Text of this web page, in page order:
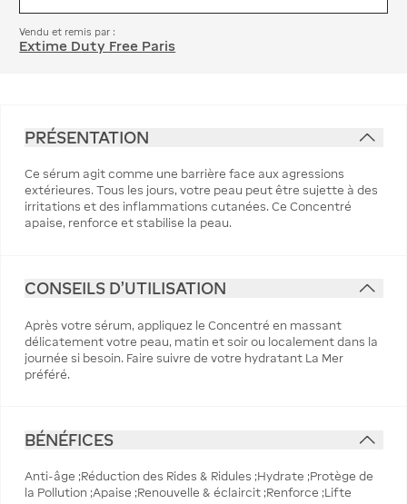
Vendu et remis par :
Extime Duty Free Paris
PRÉSENTATION
Ce sérum agit comme une barrière face aux agressions
extérieures. Tous les jours, votre peau peut être sujette à des
irritations et des inflammations cutanées. Ce Concentré
apaise, renforce et stabilise la peau.
CONSEILS D'UTILISATION
Après votre sérum, appliquez le Concentré en massant
délicatement votre peau, matin et soir ou localement dans la
journée si besoin. Faire suivre de votre hydratant La Mer
préféré.
BÉNÉFICES
Anti-âge ;Réduction des Rides & Ridules ;Hydrate ;Protège de
la Pollution ;Apaise ;Renouvelle & éclaircit ;Renforce ;Lifte